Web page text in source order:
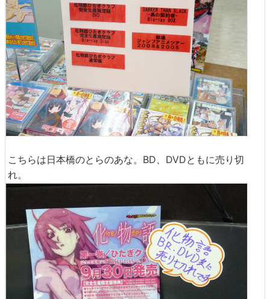
こちらは日本橋のとらのあな。BD、DVDともに売り切
れ。